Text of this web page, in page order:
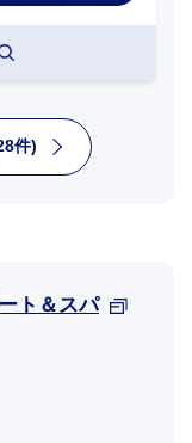
件)
ト＆スパ